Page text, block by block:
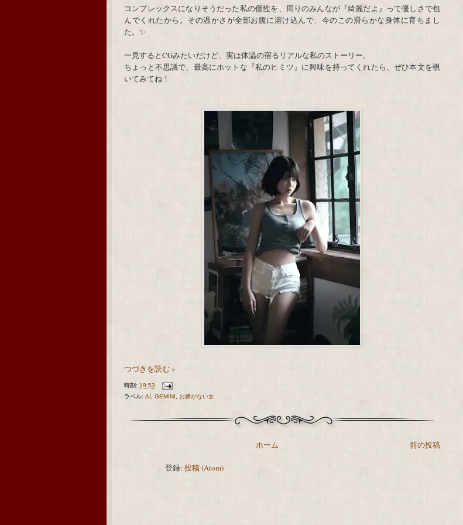
コンプレックスになりそうだった私の個性を、周りのみんなが『綺麗だよ』って優しさで包
んでくれたから。その温かさが全部お腹に溶け込んで、今のこの滑らかな身体に育ちまし
た。✨
一見するとCGみたいだけど、実は体温の宿るリアルな私のストーリー。
ちょっと不思議で、最高にホットな『私のヒミツ』に興味を持ってくれたら、ぜひ本文を覗
いてみてね！
つづきを読む »
時刻: 19:53
ラベル: AI, GEMINI, お臍がない女
前の投稿
ホーム
登録: 投稿 (Atom)